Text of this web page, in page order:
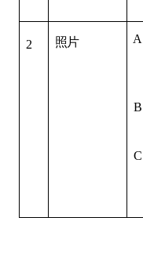
2 照片 A
B
C